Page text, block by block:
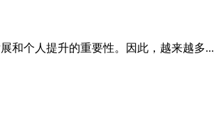
和个人提升的重要性。因此，越来越多...